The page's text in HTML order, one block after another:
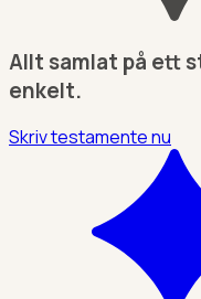
Allt samlat på ett
enkelt.
Skriv testamente nu